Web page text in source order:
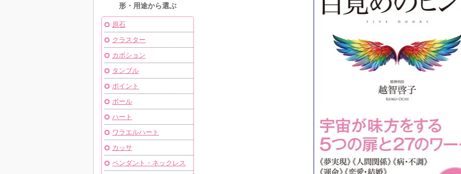
形・用途から選ぶ
原石
クラスター
カボション
タンブル
ポイント
ボール
ハート
ワラエルハート
カッサ
ペンダント・ネックレス